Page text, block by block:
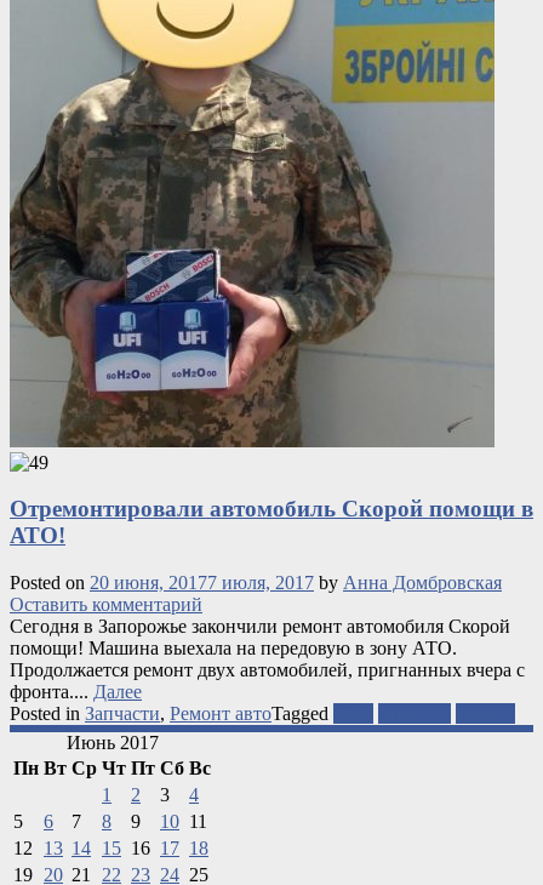
Отремонтировали автомобиль Скорой помощи в
АТО!
Posted on 20 июня, 20177 июля, 2017 by Анна Домбровская
Оставить комментарий
Сегодня в Запорожье закончили ремонт автомобиля Скорой
помощи! Машина выехала на передовую в зону АТО.
Продолжается ремонт двух автомобилей, пригнанных вчера с
фронта.... Далее
Posted in Запчасти, Ремонт автоTagged
Июнь 2017
Пн Вт Ср Чт Пт Сб Вс
1
2 3
4
5
6 7 8 9 10 11
12
13 14 15 16 17 18
19 20 21 22 23 24 25